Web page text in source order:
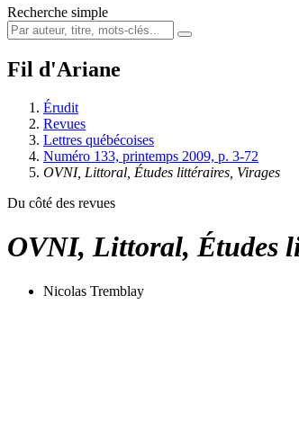
Recherche simple
Fil d'Ariane
Érudit
Revues
Lettres québécoises
Numéro 133, printemps 2009, p. 3-72
OVNI, Littoral, Études littéraires, Virages
Du côté des revues
OVNI, Littoral, Études
Nicolas Tremblay